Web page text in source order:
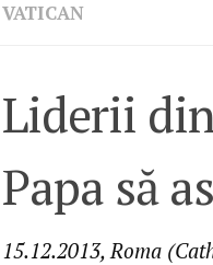
VATICAN
Liderii
Papa să
15.12.2013, Roma